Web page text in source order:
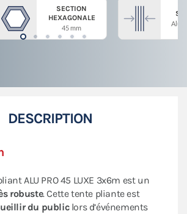
SECTION
HEXAGONALE
45 mm
DESCRIPTION
ALU PRO 45 LUXE 3x6m est un
robuste. Cette tente pliante est
du publiclors d’événements